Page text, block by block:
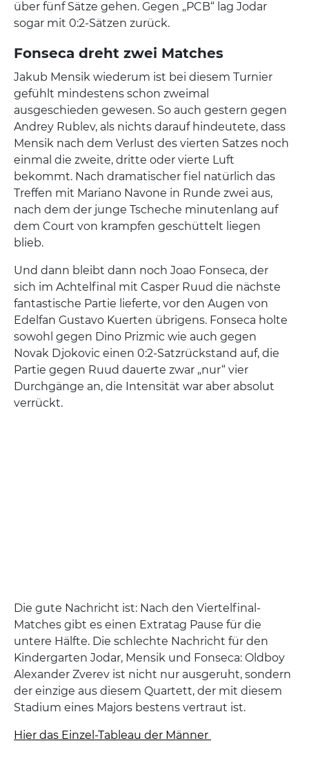
über fünf Sätze gehen. Gegen „PCB“ lag Jodar
sogar mit 0:2-Sätzen zurück.
Fonseca dreht zwei Matches
Jakub Mensik wiederum ist bei diesem Turnier
gefühlt mindestens schon zweimal
ausgeschieden gewesen. So auch gestern gegen
Andrey Rublev, als nichts darauf hindeutete, dass
Mensik nach dem Verlust des vierten Satzes noch
einmal die zweite, dritte oder vierte Luft
bekommt. Nach dramatischer fiel natürlich das
Treffen mit Mariano Navone in Runde zwei aus,
nach dem der junge Tscheche minutenlang auf
dem Court von krampfen geschüttelt liegen
blieb.
Und dann bleibt dann noch Joao Fonseca, der
sich im Achtelfinal mit Casper Ruud die nächste
fantastische Partie lieferte, vor den Augen von
Edelfan Gustavo Kuerten übrigens. Fonseca holte
sowohl gegen Dino Prizmic wie auch gegen
Novak Djokovic einen 0:2-Satzrückstand auf, die
Partie gegen Ruud dauerte zwar „nur“ vier
Durchgänge an, die Intensität war aber absolut
verrückt.
Die gute Nachricht ist: Nach den Viertelfinal-
Matches gibt es einen Extratag Pause für die
untere Hälfte. Die schlechte Nachricht für den
Kindergarten Jodar, Mensik und Fonseca: Oldboy
Alexander Zverev ist nicht nur ausgeruht, sondern
der einzige aus diesem Quartett, der mit diesem
Stadium eines Majors bestens vertraut ist.
Hier das Einzel-Tableau der Männer